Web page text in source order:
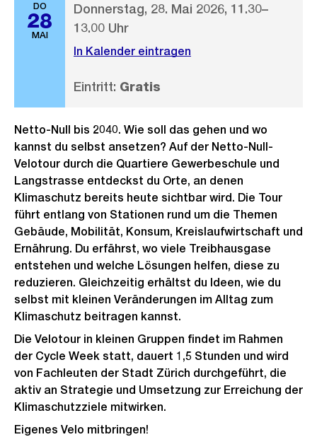
DO
28
MAI
Donnerstag, 28. Mai 2026, 11.30–
13.00 Uhr
In Kalender eintragen
Eintritt: Gratis
Netto-Null bis 2040. Wie soll das gehen und wo
kannst du selbst ansetzen? Auf der Netto-Null-
Velotour durch die Quartiere Gewerbeschule und
Langstrasse entdeckst du Orte, an denen
Klimaschutz bereits heute sichtbar wird. Die Tour
führt entlang von Stationen rund um die Themen
Gebäude, Mobilität, Konsum, Kreislaufwirtschaft und
Ernährung. Du erfährst, wo viele Treibhausgase
entstehen und welche Lösungen helfen, diese zu
reduzieren. Gleichzeitig erhältst du Ideen, wie du
selbst mit kleinen Veränderungen im Alltag zum
Klimaschutz beitragen kannst.
Die Velotour in kleinen Gruppen findet im Rahmen
der Cycle Week statt, dauert 1,5 Stunden und wird
von Fachleuten der Stadt Zürich durchgeführt, die
aktiv an Strategie und Umsetzung zur Erreichung der
Klimaschutzziele mitwirken.
Eigenes Velo mitbringen!